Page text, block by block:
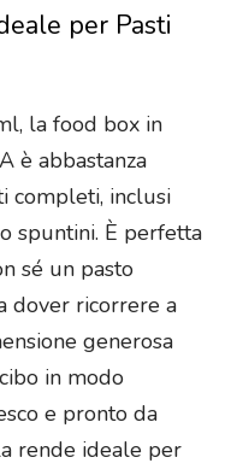
per Pasti
la food box in
è abbastanza
completi, inclusi
spuntini. È perfetta
sé un pasto
dover ricorrere a
generosa
in modo
e pronto da
rende ideale per